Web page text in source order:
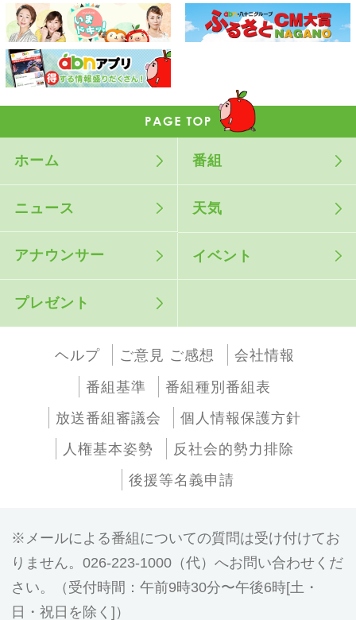
ホーム 番組
ニュース 天気
アナウンサー イベント
プレゼント
ヘルプ ご意見 ご感想
会社情報
番組基準
番組種別番組表
放送番組審議会
個人情報保護方針
人権基本姿勢
反社会的勢力排除
後援等名義申請
メールによる番組についての質問は受け付けてお
りません。026-223-1000（代）へお問い合わせくだ
さい。（受付時間：午前9時30分〜午後6時[土・
日・祝日を除く]）